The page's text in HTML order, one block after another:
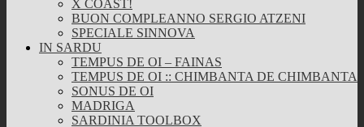
X COAST!
BUON COMPLEANNO SERGIO ATZENI
SPECIALE SINNOVA
IN SARDU
TEMPUS DE OI – FAINAS
TEMPUS DE OI :: CHIMBANTA DE CHIMBANTA
SONUS DE OI
MADRIGA
SARDINIA TOOLBOX